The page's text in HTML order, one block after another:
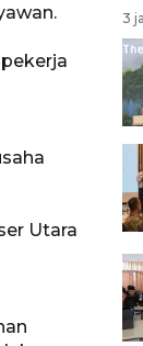
Utara
3